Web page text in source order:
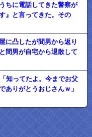
ちに電話してきた警察が
』と言ってきた。その
に凸したが間男から返り
間男が自宅から退散して
知ってたよ。今までお父
ありがとうおじさんｗ」